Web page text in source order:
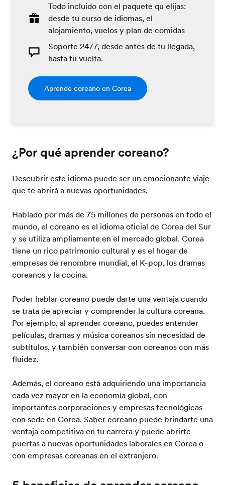
Todo incluido con el paquete qu elijas:
desde tu curso de idiomas, el
alojamiento, vuelos y plan de comidas
Soporte 24/7, desde antes de tu llegada,
hasta tu vuelta.
Aprende coreano en Corea
¿Por qué aprender coreano?
Descubrir este idioma puede ser un emocionante viaje
que te abrirá a nuevas oportunidades.
Hablado por más de 75 millones de personas en todo el
mundo, el coreano es el idioma oficial de Corea del Sur
y se utiliza ampliamente en el mercado global. Corea
tiene un rico patrimonio cultural y es el hogar de
empresas de renombre mundial, el K-pop, los dramas
coreanos y la cocina.
Poder hablar coreano puede darte una ventaja cuando
se trata de apreciar y comprender la cultura coreana.
Por ejemplo, al aprender coreano, puedes entender
películas, dramas y música coreanos sin necesidad de
subtítulos, y también conversar con coreanos con más
fluidez.
Además, el coreano está adquiriendo una importancia
cada vez mayor en la economía global, con
importantes corporaciones y empresas tecnológicas
con sede en Corea. Saber coreano puede brindarte una
ventaja competitiva en tu carrera y puede abrirte
puertas a nuevas oportunidades laborales en Corea o
con empresas coreanas en el extranjero.